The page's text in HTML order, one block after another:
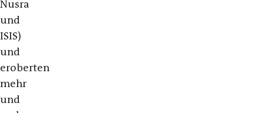
Nusra
und
ISIS)
und
eroberten
mehr
und